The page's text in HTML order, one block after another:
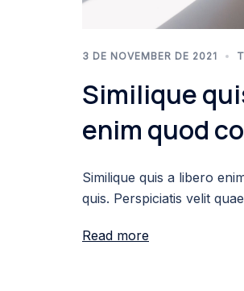
3 DE NOVEMBER DE 2021
Similique
enim quod
Similique quis a libero
quis. Perspiciatis velit
Read more